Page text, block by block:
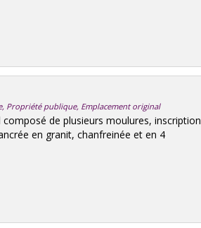
Propriété publique, Emplacement original
de plusieurs moulures, inscription
en granit, chanfreinée et en 4